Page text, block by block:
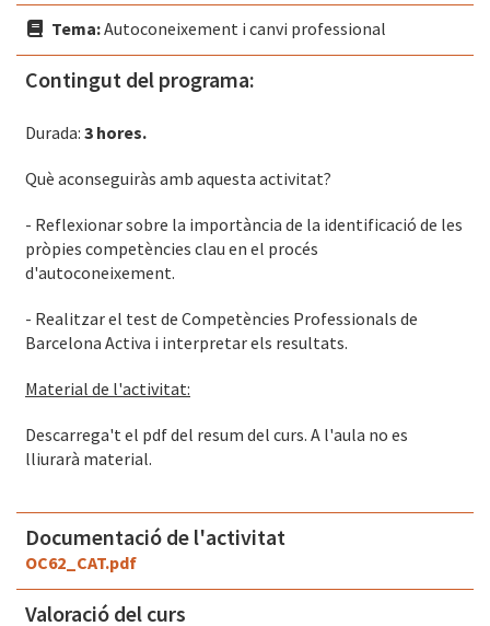
Tema:Autoconeixement i canvi professional
Contingut del programa:
Durada: 3 hores.
Què aconseguiràs amb aquesta activitat?
- Reflexionar sobre la importància de la identificació de les
pròpies competències clau en el procés
d'autoconeixement.
- Realitzar el test de Competències Professionals de
Barcelona Activa i interpretar els resultats.
Material de l'activitat:
Descarrega't el pdf del resum del curs. A l'aula no es
lliurarà material.
Documentació de l'activitat
OC62_CAT.pdf
Valoració del curs